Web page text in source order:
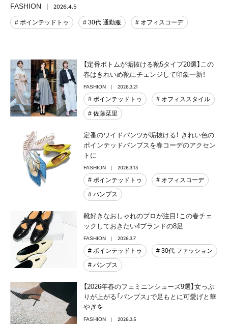
FASHION 2026.4.5
# ポインテッドトゥ # 30代 通勤服 # オフィスコーデ
【定番ボトムが垢抜ける靴5タイプ20選】この
春はきれいめ靴にチェンジして印象一新！
FASHION
2026.3.21
# ポインテッドトゥ
# オフィススタイル
# 佐藤栞里
定番のワイドパンツが垢抜ける！ きれい色の
ポインテッドパンプスを春コーデのアクセン
トに
FASHION
2026.3.13
# ポインテッドトゥ
# オフィスコーデ
# パンプス
靴好きなおしゃれのプロが注目！この春チェ
ックしておきたい4ブランドの8足
FASHION
2026.3.7
# ポインテッドトゥ
# 30代 ファッション
# パンプス
【2026年春のフェミニンシューズ9選】女っぷ
りが上がる「パンプス」で足もとに可愛げと華
やぎを
FASHION
2026.3.5